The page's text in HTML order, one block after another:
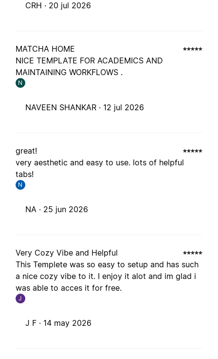
CRH · 20 jul 2026
MATCHA HOME
NICE TEMPLATE FOR ACADEMICS AND
MAINTAINING WORKFLOWS .
N
NAVEEN SHANKAR · 12 jul 2026
great!
very aesthetic and easy to use. lots of helpful
tabs!
N
NA · 25 jun 2026
Very Cozy Vibe and Helpful
This Templete was so easy to setup and has such
a nice cozy vibe to it. I enjoy it alot and im glad i
was able to acces it for free.
J
J F · 14 may 2026